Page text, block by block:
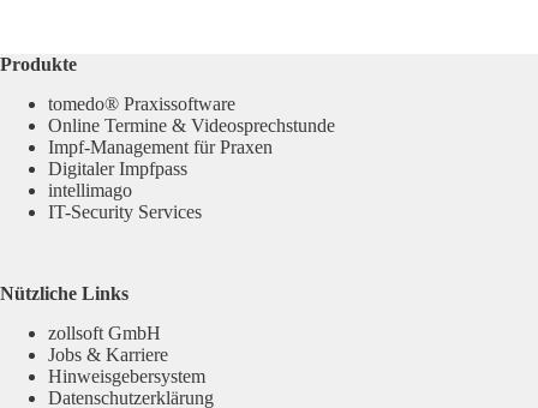
Produkte
tomedo® Praxissoftware
Online Termine & Videosprechstunde
Impf-Management für Praxen
Digitaler Impfpass
intellimago
IT-Security Services
Nützliche Links
zollsoft GmbH
Jobs & Karriere
Hinweisgebersystem
Datenschutzerklärung